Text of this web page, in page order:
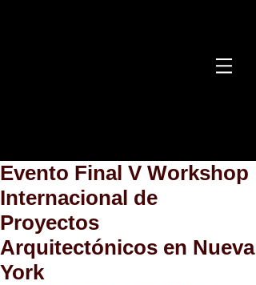
Evento Final V Workshop
Internacional de
Proyectos
Arquitectónicos en Nueva
York